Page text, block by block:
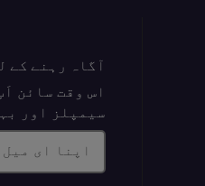
آگاہ رہنے کے
اس وقت سائن
سیمپلز اور
اپنا ای